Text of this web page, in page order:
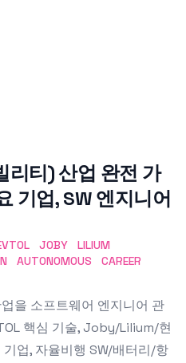
리티) 산업 완전 가
기업, SW 엔지니어
JOBY
LILIUM
AUTONOMOUS
CAREER
을 소프트웨어 엔지니어 관
핵심 기술, Joby/Lilium/현
업, 자율비행 SW/배터리/항